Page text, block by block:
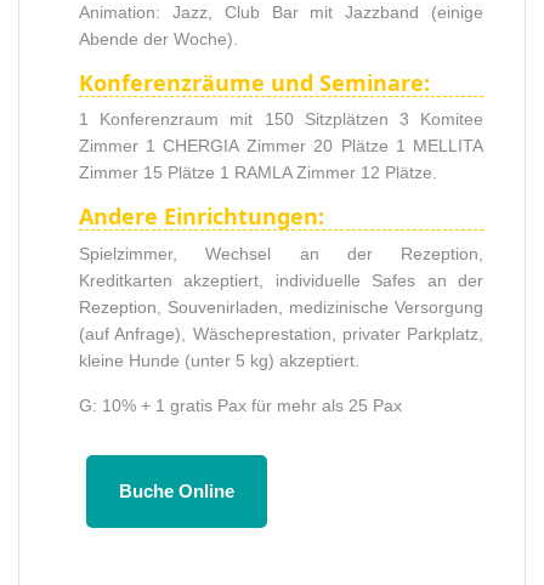
Animation: Jazz, Club Bar mit Jazzband (einige
Abende der Woche).
Konferenzräume und Seminare:
1 Konferenzraum mit 150 Sitzplätzen 3 Komitee
Zimmer 1 CHERGIA Zimmer 20 Plätze 1 MELLITA
Zimmer 15 Plätze 1 RAMLA Zimmer 12 Plätze.
Andere Einrichtungen:
Spielzimmer, Wechsel an der Rezeption,
Kreditkarten akzeptiert, individuelle Safes an der
Rezeption, Souvenirladen, medizinische Versorgung
(auf Anfrage), Wäscheprestation, privater Parkplatz,
kleine Hunde (unter 5 kg) akzeptiert.
G: 10% + 1 gratis Pax für mehr als 25 Pax
Buche Online